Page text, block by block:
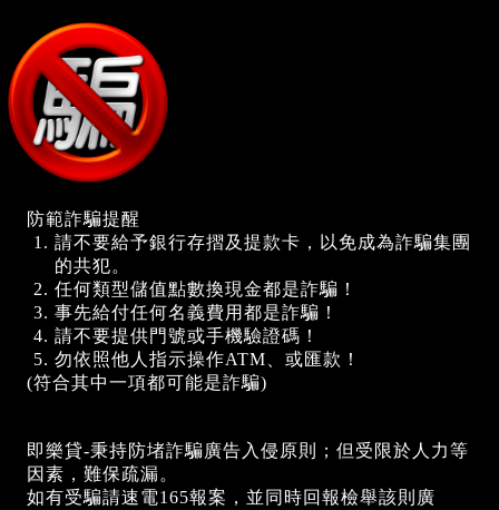
防範詐騙提醒
請不要給予銀行存摺及提款卡，以免成為詐騙集團
的共犯。
任何類型儲值點數換現金都是詐騙！
事先給付任何名義費用都是詐騙！
請不要提供門號或手機驗證碼！
勿依照他人指示操作ATM、或匯款！
(符合其中一項都可能是詐騙)
即樂貸-秉持防堵詐騙廣告入侵原則；但受限於人力等
因素，難保疏漏。
如有受騙請速電165報案，並同時回報檢舉該則廣